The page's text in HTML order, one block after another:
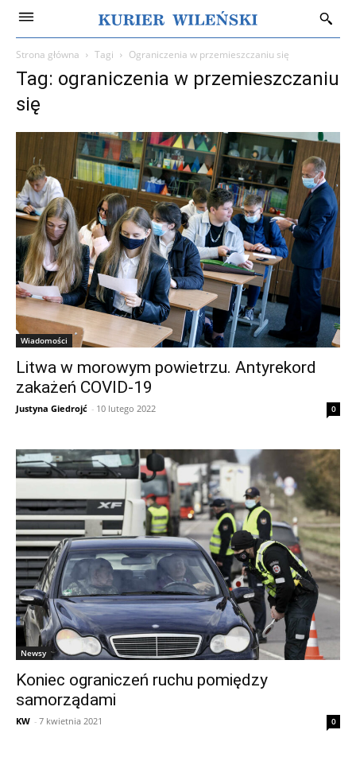
Strona główna Tagi Ograniczenia w przemieszczaniu się
Tag: ograniczenia w przemieszczaniu
się
Wiadomości
Litwa w morowym powietrzu. Antyrekord
zakażeń COVID-19
Justyna Giedrojć - 10 lutego 2022 0
Newsy
Koniec ograniczeń ruchu pomiędzy
samorządami
KW - 7 kwietnia 2021 0